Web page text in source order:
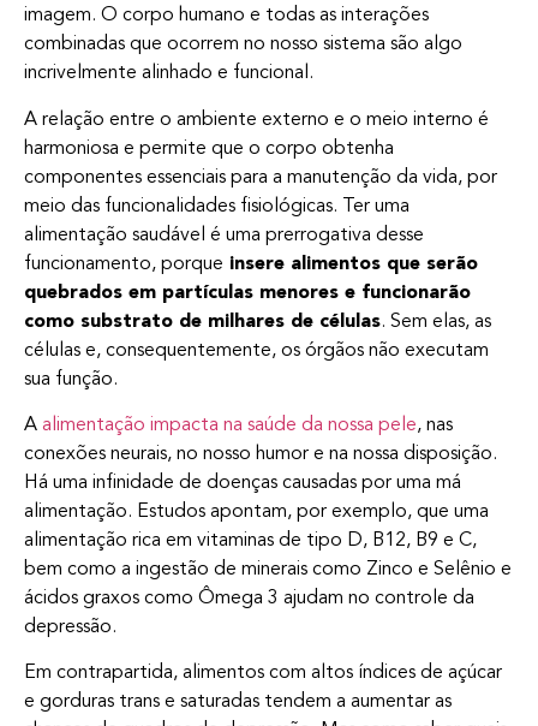
imagem. O corpo humano e todas as interações
combinadas que ocorrem no nosso sistema são algo
incrivelmente alinhado e funcional.
A relação entre o ambiente externo e o meio interno é
harmoniosa e permite que o corpo obtenha
componentes essenciais para a manutenção da vida, por
meio das funcionalidades fisiológicas. Ter uma
alimentação saudável é uma prerrogativa desse
funcionamento, porque insere alimentos que serão
quebrados em partículas menores e funcionarão
como substrato de milhares de células. Sem elas, as
células e, consequentemente, os órgãos não executam
sua função.
A alimentação impacta na saúde da nossa pele, nas
conexões neurais, no nosso humor e na nossa disposição.
Há uma infinidade de doenças causadas por uma má
alimentação. Estudos apontam, por exemplo, que uma
alimentação rica em vitaminas de tipo D, B12, B9 e C,
bem como a ingestão de minerais como Zinco e Selênio e
ácidos graxos como Ômega 3 ajudam no controle da
depressão.
Em contrapartida, alimentos com altos índices de açúcar
e gorduras trans e saturadas tendem a aumentar as